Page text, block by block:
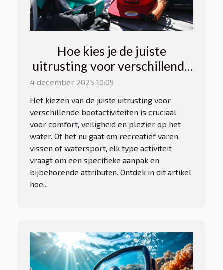
Hoe kies je de juiste
uitrusting voor verschillende
bootactiviteiten?
4 december 2025 10:09
Het kiezen van de juiste uitrusting voor
verschillende bootactiviteiten is cruciaal
voor comfort, veiligheid en plezier op het
water. Of het nu gaat om recreatief varen,
vissen of watersport, elk type activiteit
vraagt om een specifieke aanpak en
bijbehorende attributen. Ontdek in dit artikel
hoe...